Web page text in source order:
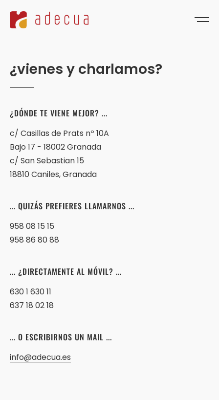
¿vienes y charlamos?
¿DÓNDE TE VIENE MEJOR? ...
c/ Casillas de Prats nº 10A
Bajo 17 - 18002Granada
c/ SanSebastian15
18810Caniles,Granada
... QUIZÁS PREFIERES LLAMARNOS ...
958 08 15 15
958 86 8088
... ¿DIRECTAMENTE AL MÓVIL? ...
6301 63011
637 18 0218
... O ESCRIBIRNOS UN MAIL ...
info@adecua.es